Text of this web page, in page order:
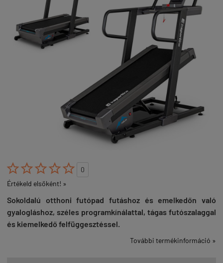

0
Értékeld elsőként! »
Sokoldalú otthoni futópad futáshoz és emelkedőn való
gyalogláshoz, széles programkínálattal, tágas futószalaggal
és kiemelkedő felfüggesztéssel.
További termékinformáció »